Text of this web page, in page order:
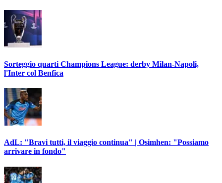
Sorteggio quarti Champions League: derby Milan-Napoli,
l'Inter col Benfica
AdL: "Bravi tutti, il viaggio continua" | Osimhen: "Possiamo
arrivare in fondo"